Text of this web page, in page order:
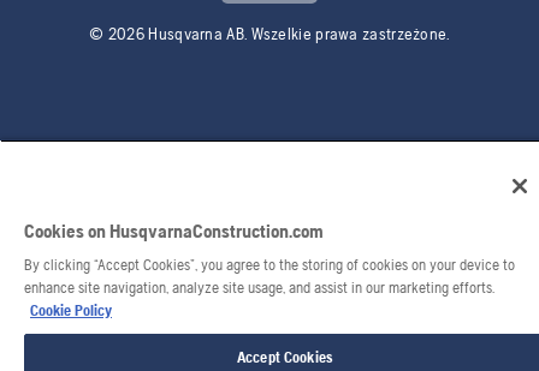
© 2026 Husqvarna AB. Wszelkie prawa zastrzeżone.
Cookies on HusqvarnaConstruction.com
By clicking “Accept Cookies”, you agree to the storing of cookies on your device to
enhance site navigation, analyze site usage, and assist in our marketing efforts.
Cookie Policy
Accept Cookies